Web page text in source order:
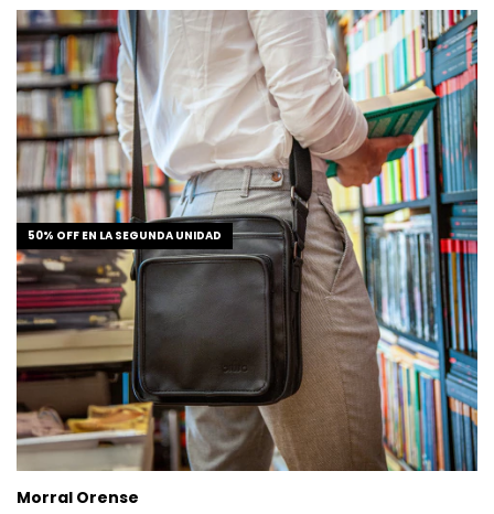
50% OFF EN LA SEGUNDA UNIDAD
Morral Orense